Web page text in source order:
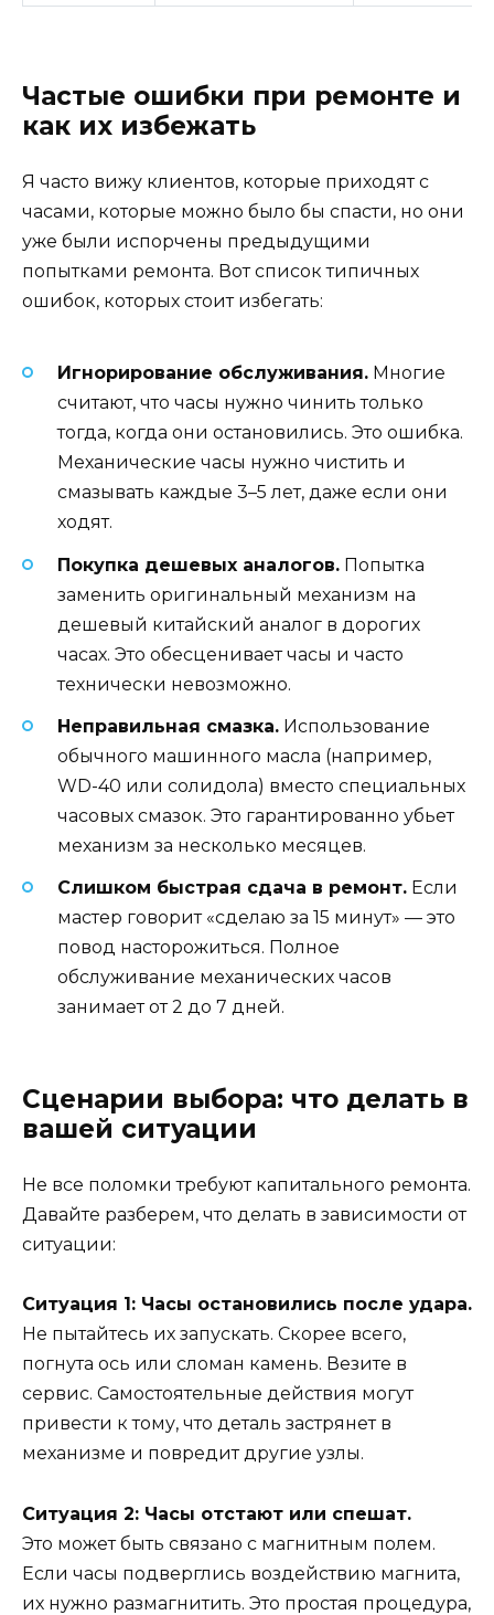
Частые ошибки при ремонте и
как их избежать
Я часто вижу клиентов, которые приходят с
часами, которые можно было бы спасти, но они
уже были испорчены предыдущими
попытками ремонта. Вот список типичных
ошибок, которых стоит избегать:
Игнорирование обслуживания. Многие
считают, что часы нужно чинить только
тогда, когда они остановились. Это ошибка.
Механические часы нужно чистить и
смазывать каждые 3–5 лет, даже если они
ходят.
Покупка дешевых аналогов. Попытка
заменить оригинальный механизм на
дешевый китайский аналог в дорогих
часах. Это обесценивает часы и часто
технически невозможно.
Неправильная смазка. Использование
обычного машинного масла (например,
WD-40 или солидола) вместо специальных
часовых смазок. Это гарантированно убьет
механизм за несколько месяцев.
Слишком быстрая сдача в ремонт. Если
мастер говорит «сделаю за 15 минут» — это
повод насторожиться. Полное
обслуживание механических часов
занимает от 2 до 7 дней.
Сценарии выбора: что делать в
вашей ситуации
Не все поломки требуют капитального ремонта.
Давайте разберем, что делать в зависимости от
ситуации:
Ситуация 1: Часы остановились после удара.
Не пытайтесь их запускать. Скорее всего,
погнута ось или сломан камень. Везите в
сервис. Самостоятельные действия могут
привести к тому, что деталь застрянет в
механизме и повредит другие узлы.
Ситуация 2: Часы отстают или спешат.
Это может быть связано с магнитным полем.
Если часы подверглись воздействию магнита,
их нужно размагнитить. Это простая процедура,